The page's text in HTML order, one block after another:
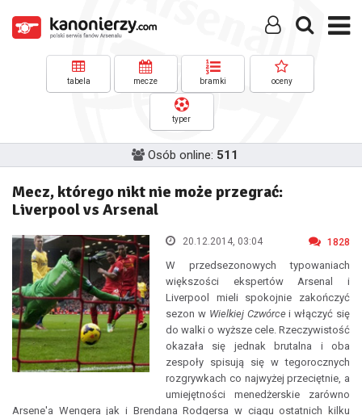
tabela mecze bramki oceny
typer
Osób online: 511
Mecz, którego nikt nie może przegrać:
Liverpool vs Arsenal
20.12.2014, 03:04 1828
W przedsezonowych typowaniach
większości ekspertów Arsenal i
Liverpool mieli spokojnie zakończyć
sezon w Wielkiej Czwórcei włączyć się
do walki o wyższe cele. Rzeczywistość
okazała się jednak brutalna i oba
zespoły spisują się w tegorocznych
rozgrywkach co najwyżej przeciętnie, a
umiejętności menedżerskie zarówno
Arsene'a Wengera jak i Brendana Rodgersa w ciągu ostatnich kilku